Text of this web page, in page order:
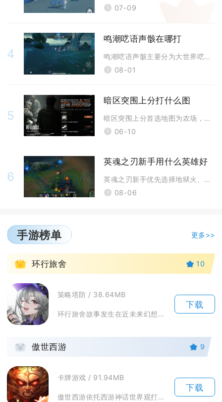
07-09
4
鸣潮呓语声骸在哪打
鸣潮呓语声骸主要分为大世界呓语种残象与副本虚质磁暴区精英两类，核心刷取
08-01
5
暗区突围上分打什么图
暗区突围上分首选地图为农场，其次是山谷，进阶可选择前线要塞，这三张图兼
06-10
6
英魂之刃新手用什么英雄好
英魂之刃新手优先选择地狱火、冰雪女王、金乌这三名英雄，分别对应坦克、法
08-06
手游榜单 更多>>
1 环行旅舍 10
策略塔防 / 38.64MB
环行旅舍故事发生在近未来幻想星球可斯莫尔，玩家将化身克莱因舍向导，带领一众舍友穿梭各地探索...
下载
2 傲世西游 9
卡牌游戏 / 91.94MB
傲世西游依托西游神话世界观打造策略卡牌手游，融合战将收集、阵型博弈与角色养成玩法。游戏汇聚...
下载